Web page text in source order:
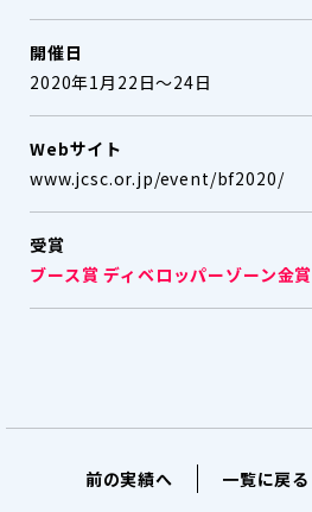
開催日
2020年1月22日～24日
Webサイト
www.jcsc.or.jp/event/bf2020/
受賞
ブース賞 ディベロッパーゾーン金賞
前の実績へ 一覧に戻る